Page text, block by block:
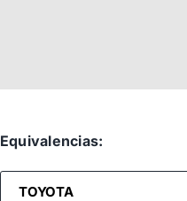
Equivalencias:
TOYOTA